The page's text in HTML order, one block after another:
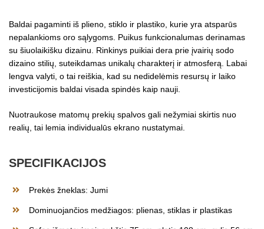
Baldai pagaminti iš plieno, stiklo ir plastiko, kurie yra atsparūs
nepalankioms oro sąlygoms. Puikus funkcionalumas derinamas
su šiuolaikišku dizainu. Rinkinys puikiai dera prie įvairių sodo
dizaino stilių, suteikdamas unikalų charakterį ir atmosferą. Labai
lengva valyti, o tai reiškia, kad su nedidelėmis resursų ir laiko
investicijomis baldai visada spindės kaip nauji.
Nuotraukose matomų prekių spalvos gali nežymiai skirtis nuo
realių, tai lemia individualūs ekrano nustatymai.
SPECIFIKACIJOS
Prekės žneklas: Jumi
Dominuojančios medžiagos: plienas, stiklas ir plastikas